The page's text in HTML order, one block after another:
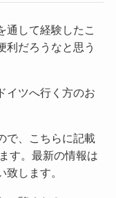
通して経験したこ
利だろうなと思う
イツへ行く方のお
で、こちらに記載
す。最新の情報は
します。